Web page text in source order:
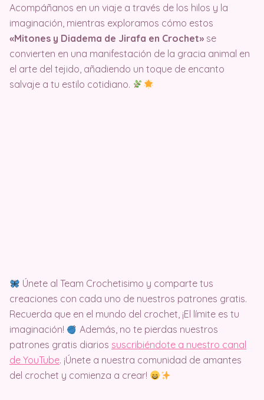
Acompáñanos en un viaje a través de los hilos y la
imaginación, mientras exploramos cómo estos
«Mitones y Diadema de Jirafa en Crochet» se
convierten en una manifestación de la gracia animal en
el arte del tejido, añadiendo un toque de encanto
salvaje a tu estilo cotidiano.
Únete al Team Crochetisimo y comparte tus
creaciones con cada uno de nuestros patrones gratis.
Recuerda que en el mundo del crochet, ¡El límite es tu
imaginación!
Además, no te pierdas nuestros
patrones gratis diarios suscribiéndote a nuestro canal
de YouTube. ¡Únete a nuestra comunidad de amantes
del crochet y comienza a crear!